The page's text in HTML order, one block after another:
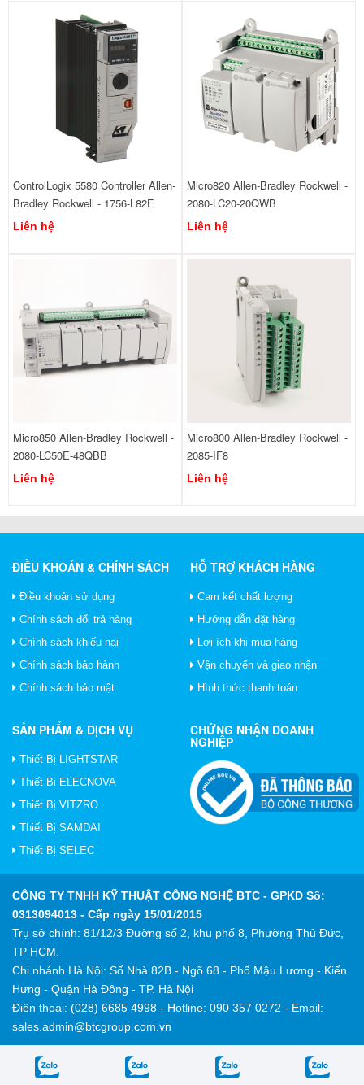
ControlLogix 5580 Controller Allen-
Bradley Rockwell - 1756-L82E
Liên hệ
Micro820 Allen-Bradley Rockwell -
2080-LC20-20QWB
Liên hệ
Micro850 Allen-Bradley Rockwell -
2080-LC50E-48QBB
Liên hệ
Micro800 Allen-Bradley Rockwell -
2085-IF8
Liên hệ
ĐIỀU KHOẢN & CHÍNH SÁCH
Điều khoản sử dụng
Chính sách đổi trả hàng
Chính sách khiếu nại
Chính sách bảo hành
Chính sách bảo mật
HỖ TRỢ KHÁCH HÀNG
Cam kết chất lượng
Hướng dẫn đặt hàng
Lợi ích khi mua hàng
Vận chuyển và giao nhận
Hình thức thanh toán
SẢN PHẨM & DỊCH VỤ
Thiết Bị LIGHTSTAR
Thiết Bị ELECNOVA
Thiết Bị VITZRO
Thiết Bị SAMDAI
Thiết Bị SELEC
CHỨNG NHẬN DOANH
NGHIỆP
CÔNG TY TNHH KỸ THUẬT CÔNG NGHỆ BTC - GPKD Số:
0313094013 - Cấp ngày 15/01/2015
Trụ sở chính: 81/12/3 Đường số 2, khu phố 8, Phường Thủ Đức,
TP HCM.
Chi nhánh Hà Nội: Số Nhà 82B - Ngõ 68 - Phố Mậu Lương - Kiến
Hưng - Quận Hà Đông - TP. Hà Nội
Điện thoại: (028) 6685 4998 - Hotline: 090 357 0272 - Email:
sales.admin@btcgroup.com.vn